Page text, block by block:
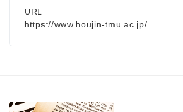
URL
https://www.houjin-tmu.ac.jp/